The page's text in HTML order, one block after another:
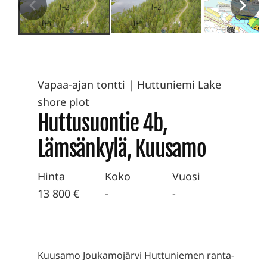
Vapaa-ajan tontti | Huttuniemi Lake
shore plot
Huttusuontie 4b,
Lämsänkylä, Kuusamo
Hinta
13 800 €
Koko
-
Vuosi
-
Kuusamo Joukamojärvi Huttuniemen ranta-